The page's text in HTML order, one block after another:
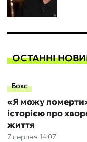
ОСТАННІ
Бокс
7 серпня 14:07
«Я можу
історією про
життя